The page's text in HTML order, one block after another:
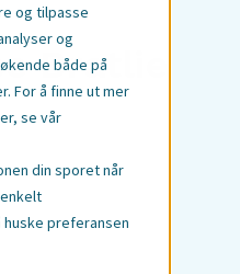
og tilpasse
og
både på
For å finne ut mer
se vår
din sporet når
preferansen
Bratlie